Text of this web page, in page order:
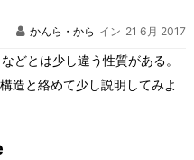
かんら・から イン 21 6月 2017
どとは少し違う性質がある。
造と絡めて少し説明してみよ